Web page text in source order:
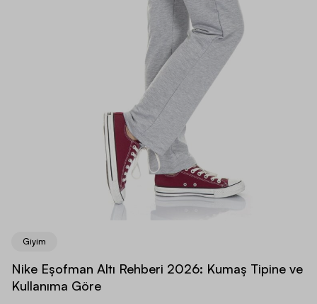
Giyim
Nike Eşofman Altı Rehberi 2026: Kumaş Tipine ve
Kullanıma Göre